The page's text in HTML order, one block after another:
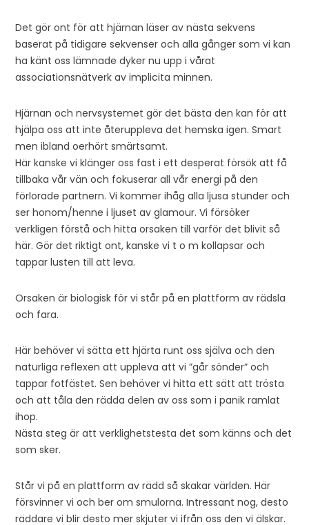
Det gör ont för att hjärnan läser av nästa sekvens
baserat på tidigare sekvenser och alla gånger som vi kan
ha känt oss lämnade dyker nu upp i vårat
associationsnätverk av implicita minnen.
Hjärnan och nervsystemet gör det bästa den kan för att
hjälpa oss att inte återuppleva det hemska igen. Smart
men ibland oerhört smärtsamt.
Här kanske vi klänger oss fast i ett desperat försök att få
tillbaka vår vän och fokuserar all vår energi på den
förlorade partnern. Vi kommer ihåg alla ljusa stunder och
ser honom/henne i ljuset av glamour. Vi försöker
verkligen förstå och hitta orsaken till varför det blivit så
här. Gör det riktigt ont, kanske vi t o m kollapsar och
tappar lusten till att leva.
Orsaken är biologisk för vi står på en plattform av rädsla
och fara.
Här behöver vi sätta ett hjärta runt oss själva och den
naturliga reflexen att uppleva att vi ”går sönder” och
tappar fotfästet. Sen behöver vi hitta ett sätt att trösta
och att tåla den rädda delen av oss som i panik ramlat
ihop.
Nästa steg är att verklighetstesta det som känns och det
som sker.
Står vi på en plattform av rädd så skakar världen. Här
försvinner vi och ber om smulorna. Intressant nog, desto
räddare vi blir desto mer skjuter vi ifrån oss den vi älskar.